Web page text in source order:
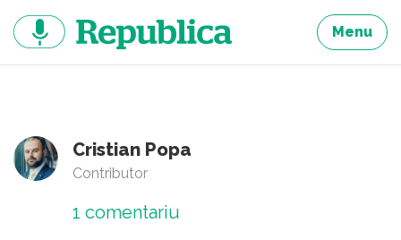
continut
Menu
Cristian Popa
Contributor
1 comentariu